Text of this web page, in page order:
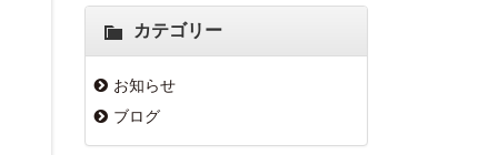
カテゴリー
お知らせ
ブログ